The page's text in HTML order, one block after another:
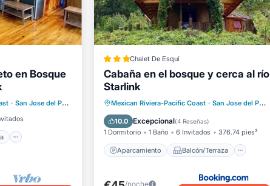
en Bosque
· San Jose del Pacifico
1.39 mi al centro
niños
Chalet De Esquí
Cabaña en el bosque y cerca al río
Starlink
Mexican Riviera-Pacific Coast · San Jose del Pacifico
10.0 Excepcional(4 Reseñas)
1 Dormitorio 1 Baño 6 Invitados 376.74 pies²
Aparcamiento Balcón/Terraza
Aparcamiento
Balcón/Terraza
Vistas
Internet
/noche